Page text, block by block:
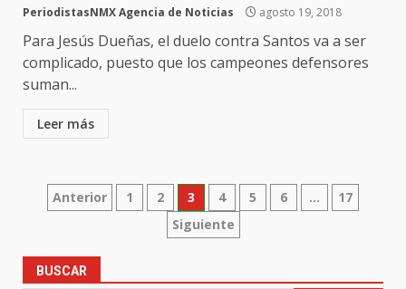
PeriodistasNMX Agencia de Noticias agosto 19, 2018
Para Jesús Dueñas, el duelo contra Santos va a ser
complicado, puesto que los campeones defensores
suman...
Leer más
Paginación
entradas
Anterior 1 2 3 4 5 6 …
17
Siguiente
BUSCAR